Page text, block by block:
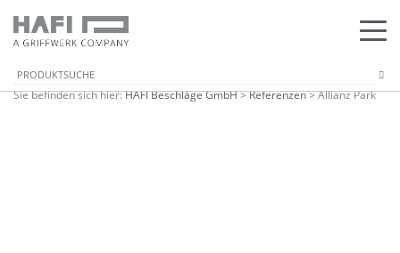
Sie befinden sich hier:HAFI Beschläge GmbH>Referenzen>Allianz Park